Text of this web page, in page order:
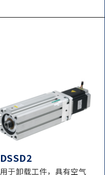
DSSD2
用于卸载工件，具有空气